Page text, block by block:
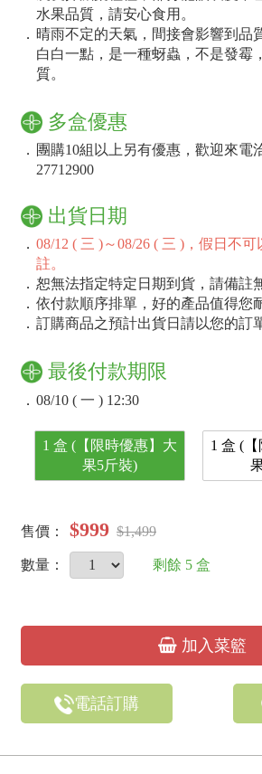
水果品質，請安心食用。
． 晴雨不定的天氣，間接會影響到品
白白一點，是一種蚜蟲，不是發霉
質。
多盒優惠
． 團購10組以上另有優惠，歡迎來電
27712900
出貨日期
． 08/12 ( 三 )～08/26 ( 三 )，假日不
註。
． 恕無法指定特定日期到貨，請備註
． 依付款順序排單，好的產品值得您
． 訂購商品之預計出貨日請以您的訂
最後付款期限
． 08/10 ( 一 ) 12:30
1 盒 (【限時優惠】大
果5斤裝)
1 盒 (
售價： $999 $1,499
數量： 剩餘 5 盒
加入菜籃
電話訂購